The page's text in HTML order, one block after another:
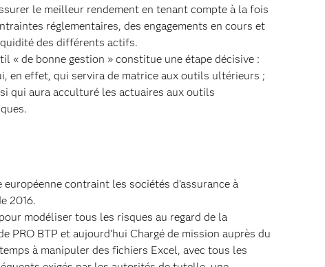
le meilleur rendement en tenant compte à la fois
réglementaires, des engagements en cours et
des différents actifs.
« de bonne gestion » constitue une étape décisive :
en effet, qui servira de matrice aux outils ultérieurs ;
qui aura acculturé les actuaires aux outils
contraint les sociétés d’assurance à
2016.
modéliser tous les risques au regard de la
BTP et aujourd’hui Chargé de mission auprès du
à manipuler des fichiers Excel, avec tous les